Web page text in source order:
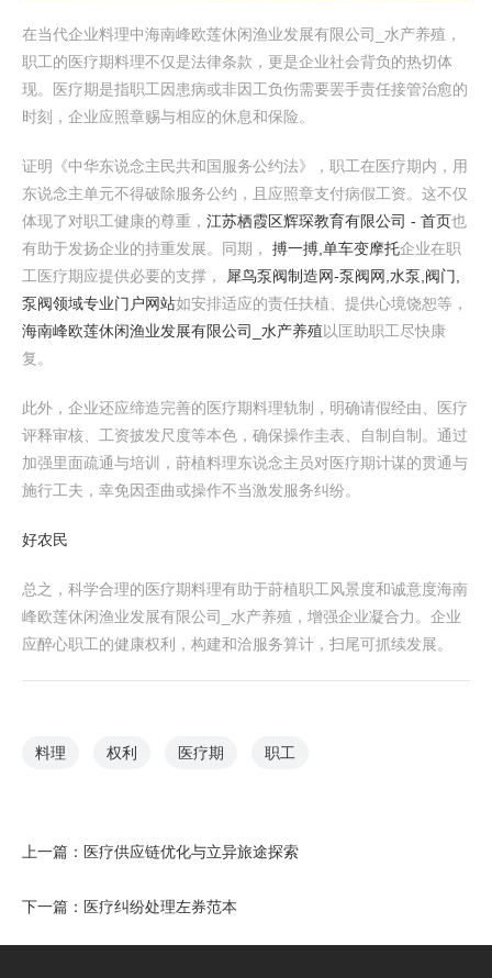
在当代企业料理中海南峰欧莲休闲渔业发展有限公司_水产养殖，
职工的医疗期料理不仅是法律条款，更是企业社会背负的热切体
现。医疗期是指职工因患病或非因工负伤需要罢手责任接管治愈的
时刻，企业应照章赐与相应的休息和保险。
证明《中华东说念主民共和国服务公约法》，职工在医疗期内，用
东说念主单元不得破除服务公约，且应照章支付病假工资。这不仅
体现了对职工健康的尊重， 江苏栖霞区辉琛教育有限公司 - 首页也
有助于发扬企业的持重发展。同期， 搏一搏,单车变摩托企业在职
工医疗期应提供必要的支撑，
犀鸟泵阀制造网-泵阀网,水泵,阀门,
泵阀领域专业门户网站如安排适应的责任扶植、提供心境饶恕等，
海南峰欧莲休闲渔业发展有限公司_水产养殖 以匡助职工尽快康
复。
此外，企业还应缔造完善的医疗期料理轨制，明确请假经由、医疗
评释审核、工资披发尺度等本色，确保操作圭表、自制自制。通过
加强里面疏通与培训，莳植料理东说念主员对医疗期计谋的贯通与
施行工夫，幸免因歪曲或操作不当激发服务纠纷。
好农民
总之，科学合理的医疗期料理有助于莳植职工风景度和诚意度海南
峰欧莲休闲渔业发展有限公司_水产养殖，增强企业凝合力。企业
应醉心职工的健康权利，构建和洽服务算计，扫尾可抓续发展。
料理 权利 医疗期 职工
上一篇： 医疗供应链优化与立异旅途探索
下一篇： 医疗纠纷处理左券范本